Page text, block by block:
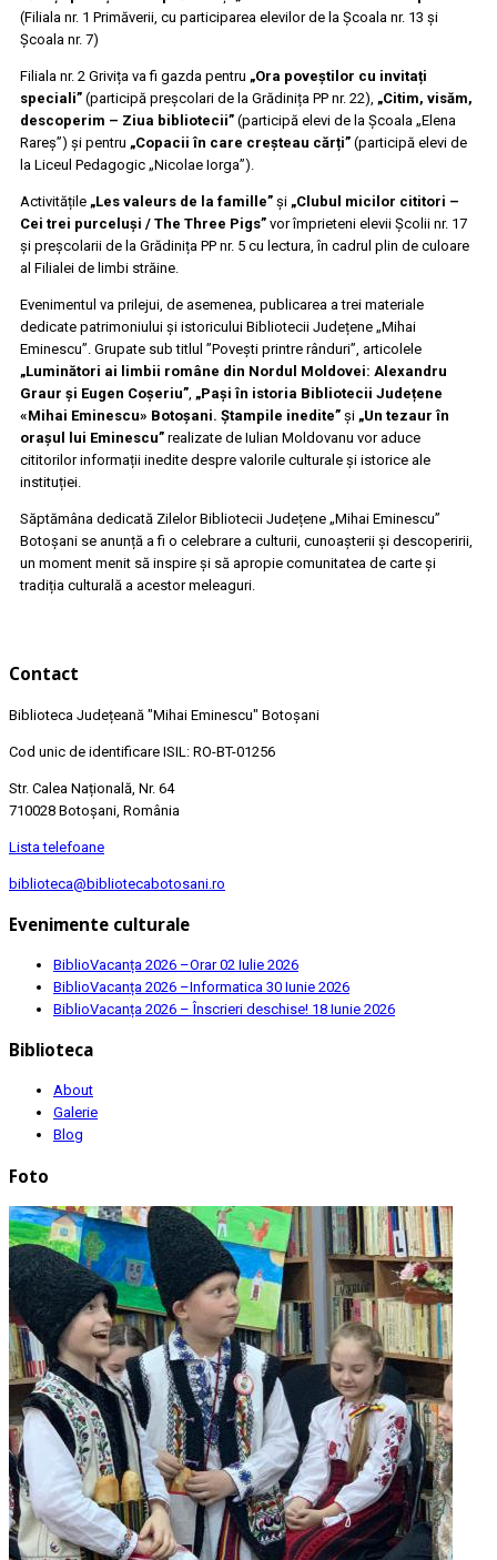
(Filiala nr. 1 Primăverii, cu participarea elevilor de la Școala nr. 13 și
Școala nr. 7)
Filiala nr. 2 Grivița va fi gazda pentru „Ora poveștilor cu invitați
speciali” (participă preșcolari de la Grădinița PP nr. 22), „Citim, visăm,
descoperim – Ziua bibliotecii” (participă elevi de la Școala „Elena
Rareș”) și pentru „Copacii în care creșteau cărți” (participă elevi de
la Liceul Pedagogic „Nicolae Iorga”).
Activitățile „Les valeurs de la famille” și „Clubul micilor cititori –
Cei trei purceluși / The Three Pigs” vor împrieteni elevii Școlii nr. 17
și preșcolarii de la Grădinița PP nr. 5 cu lectura, în cadrul plin de culoare
al Filialei de limbi străine.
Evenimentul va prilejui, de asemenea, publicarea a trei materiale
dedicate patrimoniului și istoricului Bibliotecii Județene „Mihai
Eminescu”. Grupate sub titlul ”Povești printre rânduri”, articolele
„Luminători ai limbii române din Nordul Moldovei: Alexandru
Graur și Eugen Coșeriu”, „Pași în istoria Bibliotecii Județene
«Mihai Eminescu» Botoșani. Ștampile inedite” și „Un tezaur în
orașul lui Eminescu” realizate de Iulian Moldovanu vor aduce
cititorilor informații inedite despre valorile culturale și istorice ale
instituției.
Săptămâna dedicată Zilelor Bibliotecii Județene „Mihai Eminescu”
Botoșani se anunță a fi o celebrare a culturii, cunoașterii și descoperirii,
un moment menit să inspire și să apropie comunitatea de carte și
tradiția culturală a acestor meleaguri.
Contact
Biblioteca Județeană "Mihai Eminescu" Botoșani
Cod unic de identificare ISIL: RO-BT-01256
Str. Calea Națională, Nr. 64
710028 Botoșani, România
Lista telefoane
biblioteca@bibliotecabotosani.ro
Evenimente culturale
BiblioVacanța 2026 –Orar02 Iulie 2026
BiblioVacanța 2026 –Informatica 30 Iunie 2026
BiblioVacanța 2026 – Înscrieri deschise! 18 Iunie 2026
Biblioteca
About
Galerie
Blog
Foto